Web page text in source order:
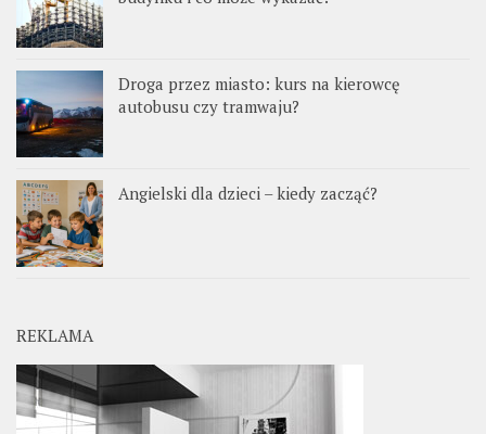
Droga przez miasto: kurs na kierowcę
autobusu czy tramwaju?
Angielski dla dzieci – kiedy zacząć?
REKLAMA